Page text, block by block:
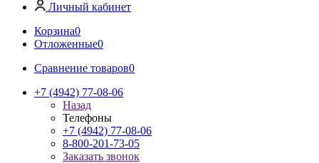
Личный кабинет
Корзина0
Отложенные0
Сравнение товаров0
+7 (4942) 77-08-06
Назад
Телефоны
+7 (4942) 77-08-06
8-800-201-73-05
Заказать звонок